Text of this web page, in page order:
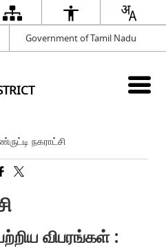
Government of Tamil Nadu
நகராட்சி
விபரங்கள் :